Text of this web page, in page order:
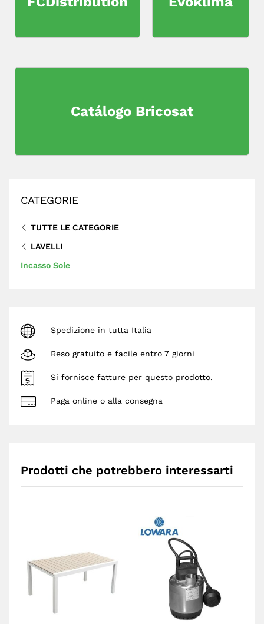
Catálogo Bricosat
CATEGORIE
TUTTE LE CATEGORIE
LAVELLI
Incasso Sole
Spedizione in tutta Italia
Reso gratuito e facile entro 7 giorni
Si fornisce fatture per questo prodotto.
Paga online o alla consegna
Prodotti che potrebbero interessarti